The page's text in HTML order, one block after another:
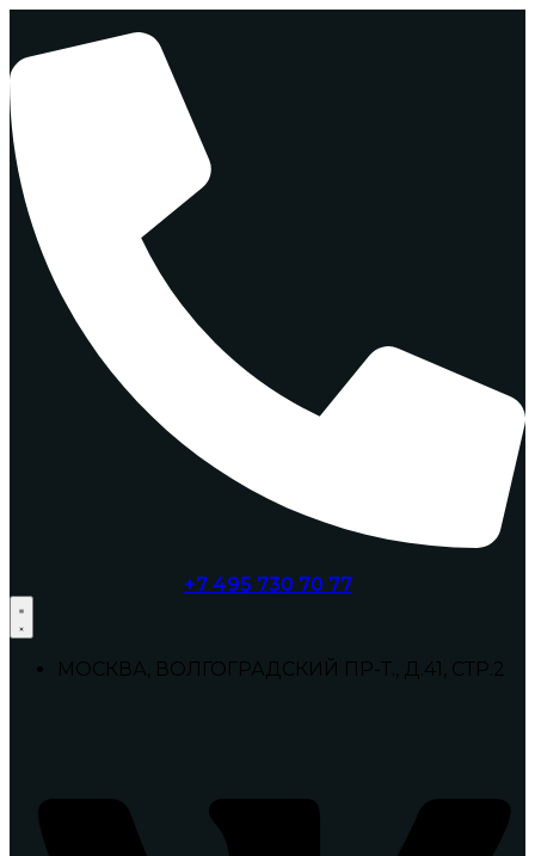
содержимому
+7 495 730 70 77
МОСКВА, ВОЛГОГРАДСКИЙ ПР-Т., Д.41, СТР.2